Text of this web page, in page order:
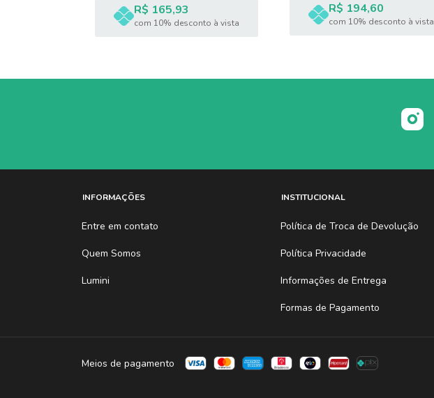
R$ 165,93
com 10% desconto à vista
R$ 194,60
com 10% desconto à vista
INFORMAÇÕES
Entre em contato
Quem Somos
Lumini
INSTITUCIONAL
Política de Troca de Devolução
Política Privacidade
Informações de Entrega
Formas de Pagamento
Meios de pagamento